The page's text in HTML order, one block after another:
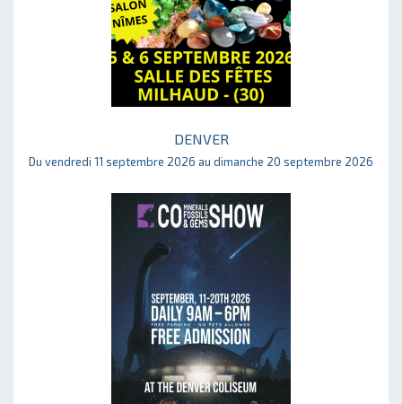
DENVER
Du vendredi 11 septembre 2026 au dimanche 20 septembre 2026